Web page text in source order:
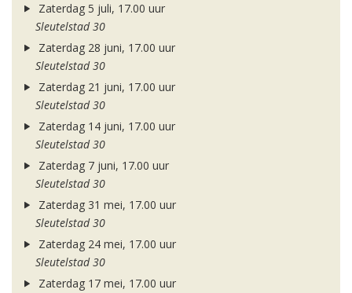
Zaterdag 5 juli, 17.00 uur
Sleutelstad 30
Zaterdag 28 juni, 17.00 uur
Sleutelstad 30
Zaterdag 21 juni, 17.00 uur
Sleutelstad 30
Zaterdag 14 juni, 17.00 uur
Sleutelstad 30
Zaterdag 7 juni, 17.00 uur
Sleutelstad 30
Zaterdag 31 mei, 17.00 uur
Sleutelstad 30
Zaterdag 24 mei, 17.00 uur
Sleutelstad 30
Zaterdag 17 mei, 17.00 uur